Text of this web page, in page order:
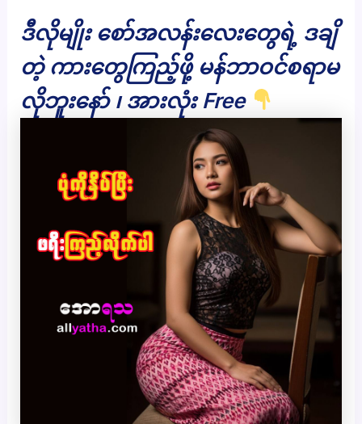
ဒီလိုမျိုး စော်အလန်းလေးတွေရဲ့ ဒချိ
တဲ့ ကားတွေကြည့်ဖို့ မန်ဘာဝင်စရာမ
လိုဘူးနော် ၊ အားလုံး Free